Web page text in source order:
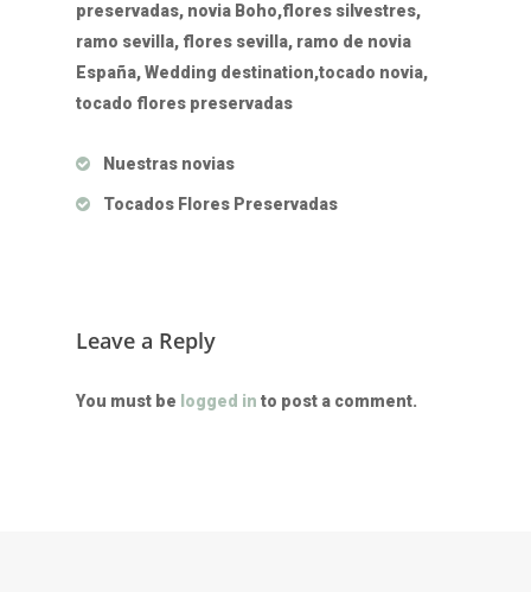
preservadas, novia Boho,flores silvestres,
ramo sevilla, flores sevilla, ramo de novia
España, Wedding destination,tocado novia,
tocado flores preservadas
Nuestras novias
Tocados Flores Preservadas
Leave a Reply
You must be logged in to post a comment.